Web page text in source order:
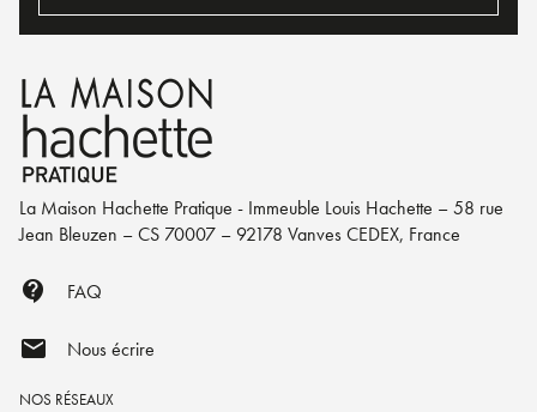
La Maison Hachette Pratique - Immeuble Louis Hachette – 58 rue
Jean Bleuzen – CS 70007 – 92178 Vanves CEDEX, France
contact_support FAQ
mail Nous écrire
NOS RÉSEAUX